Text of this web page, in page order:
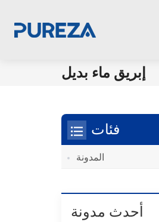
إبريق ماء بديل
فئات
المدونة
أحدث مدونة